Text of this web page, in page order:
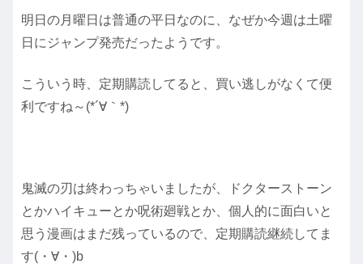
明日の月曜日は普通の平日なのに、なぜか今週は土曜
日にジャンプ発売だったようです。
こういう時、定期購読してると、買い逃しがなくて便
利ですね～(*´∀｀*)
鬼滅の刃は終わっちゃいましたが、ドクターストーン
とかハイキューとか呪術廻戦とか、個人的に面白いと
思う漫画はまだ残っているので、定期購読継続してま
す(・∀・)b